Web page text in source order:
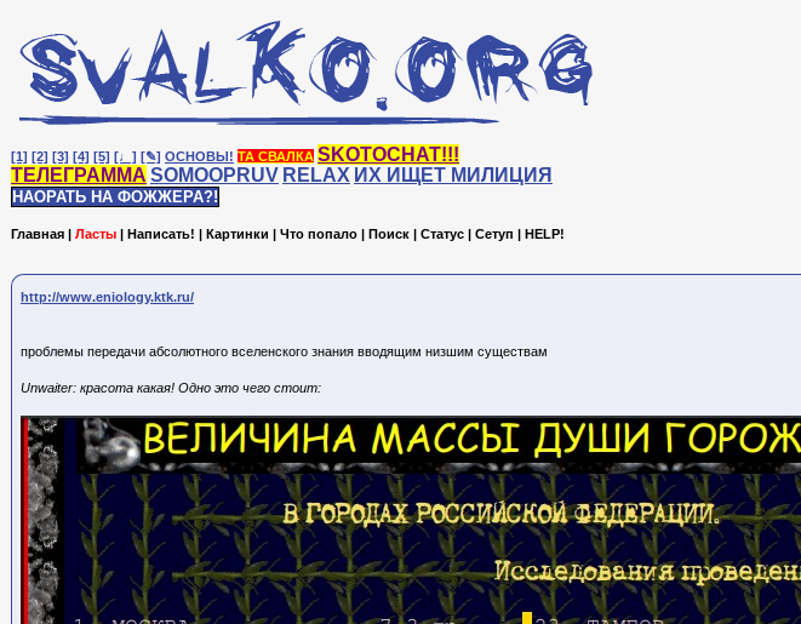
[1] [2] [3] [4] [5] [♩] [✎] ОСНОВЫ! ТА СВАЛКА SKOTOCHAT!!!
ТЕЛЕГРАММА SOMOOPRUV RELAX ИХ ИЩЕТ МИЛИЦИЯ
НАОРАТЬ НА ФОЖЖЕРА?!
Главная | Ласты | Написать! | Картинки | Что попало | Поиск | Статус | Сетуп | HELP!
http://www.eniology.ktk.ru/
проблемы передачи абсолютного вселенского знания вводящим низшим существам
Unwaiter: красота какая! Одно это чего стоит: